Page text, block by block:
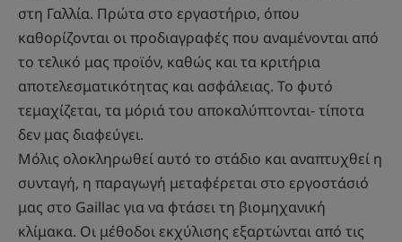
στη Γαλλία. Πρώτα στο εργαστήριο, όπου
καθορίζονται οι προδιαγραφές που αναμένονται από
το τελικό μας προϊόν, καθώς και τα κριτήρια
αποτελεσματικότητας και ασφάλειας. Το φυτό
τεμαχίζεται, τα μόριά του αποκαλύπτονται- τίποτα
δεν μας διαφεύγει.
Μόλις ολοκληρωθεί αυτό το στάδιο και αναπτυχθεί η
συνταγή, η παραγωγή μεταφέρεται στο εργοστάσιό
μας στο Gaillac για να φτάσει τη βιομηχανική
κλίμακα. Οι μέθοδοι εκχύλισης εξαρτώνται από τις